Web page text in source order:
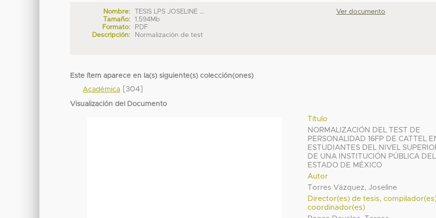
Nombre:
TESIS LPS JOSELINE ...
Tamaño:
1.594Mb
Formato:
PDF
Descripción:
Normalización de test
Ver documento
Este ítem aparece en la(s) siguiente(s) colección(ones)
Académica [304]
Visualización del Documento
Título
NORMALIZACIÓN DEL TEST DE
PERSONALIDAD 16FP DE CATTEL
ESTUDIANTES DEL NIVEL
DE UNA INSTITUCIÓN PÚBLICA DEL
ESTADO DE MÉXICO
Autor
Torres Vázquez, Joseline
Director(es) de tesis,
coordinador(es)